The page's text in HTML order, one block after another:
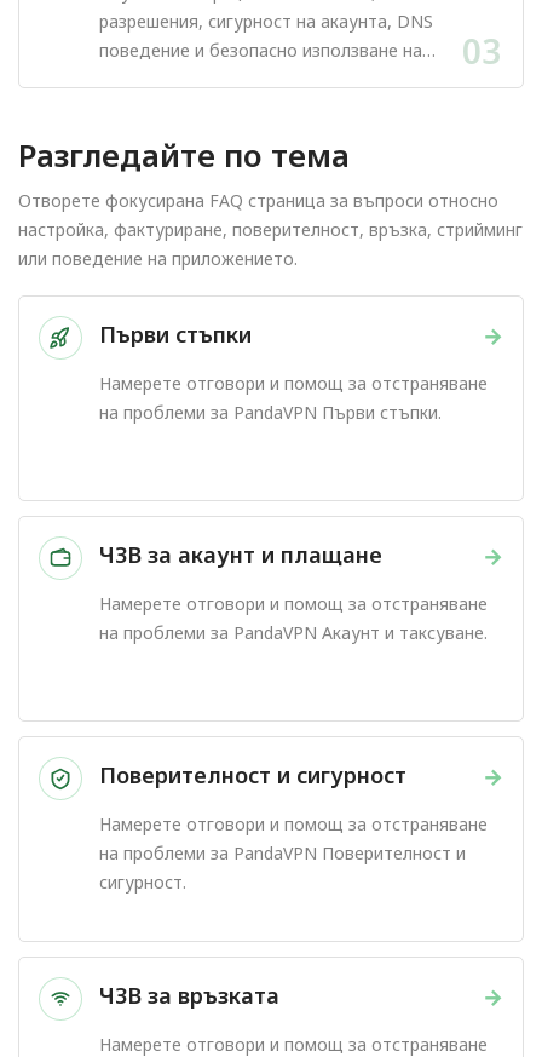
разрешения, сигурност на акаунта, DNS
поведение и безопасно използване на
03
Разгледайте по тема
Отворете фокусирана FAQ страница за въпроси относно
настройка, фактуриране, поверителност, връзка, стрийминг
или поведение на приложението.
→
Първи стъпки
Намерете отговори и помощ за отстраняване
на проблеми за PandaVPN Първи стъпки.
→
ЧЗВ за акаунт и плащане
Намерете отговори и помощ за отстраняване
на проблеми за PandaVPN Акаунт и таксуване.
→
Поверителност и сигурност
Намерете отговори и помощ за отстраняване
на проблеми за PandaVPN Поверителност и
сигурност.
→
ЧЗВ за връзката
Намерете отговори и помощ за отстраняване